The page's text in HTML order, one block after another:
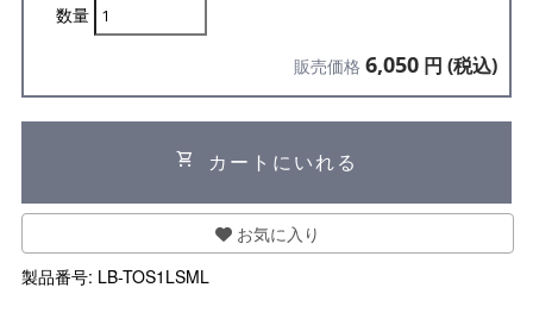
数量
販売価格 6,050 円 (税込)
shopping_cart カートにいれる
お気に入り
製品番号: LB-TOS1LSML